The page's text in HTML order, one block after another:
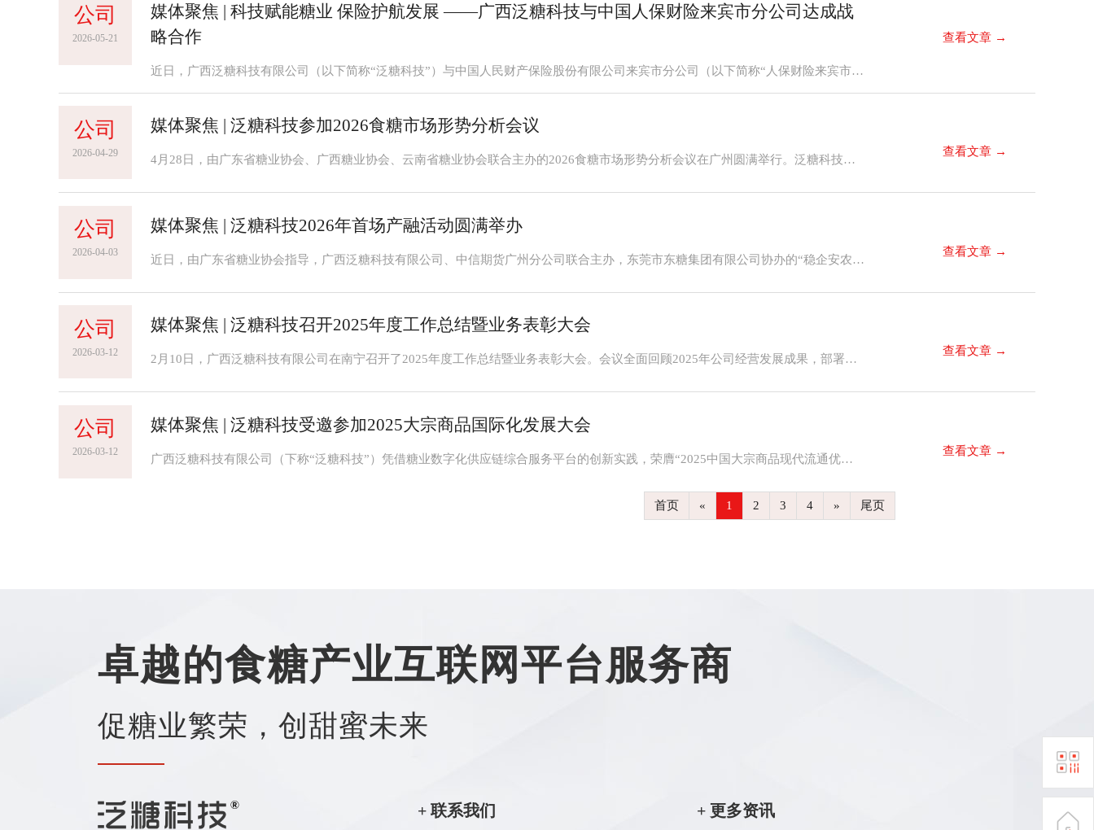
查看文章 →
公司
2026-05-21
媒体聚焦 | 科技赋能糖业 保险护航发展 ——广西泛糖科技与中国人保财险来宾市分公司达成战
略合作
近日，广西泛糖科技有限公司（以下简称“泛糖科技”）与中国人民财产保险股份有限公司来宾市分公司（以下简称“人保财险来宾市分公司”）正式签署合作协议，标志着双方“数字科技+金融保险”深度融合的战略伙伴关系正式启航。
查看文章 →
公司
2026-04-29
媒体聚焦 | 泛糖科技参加2026食糖市场形势分析会议
4月28日，由广东省糖业协会、广西糖业协会、云南省糖业协会联合主办的2026食糖市场形势分析会议在广州圆满举行。泛糖科技作为国内食糖产业核心平台参会，深入了解行业最新动态，全面展示了其“平台+服务+数据+AI”食糖产业互联网平台生态系统建设成效。
查看文章 →
公司
2026-04-03
媒体聚焦 | 泛糖科技2026年首场产融活动圆满举办
近日，由广东省糖业协会指导，广西泛糖科技有限公司、中信期货广州分公司联合主办，东莞市东糖集团有限公司协办的“稳企安农护航实体”2026年期货助力白糖产业风险管理交流会在东莞圆满落幕。全国近百名糖业企业代表、投资机构人士及行业专家齐聚一堂，聚焦食糖市场热点议题，共探产业风险管理新路径，为白糖产业链高质量发展搭建产融对接的专业平台。
查看文章 →
公司
2026-03-12
媒体聚焦 | 泛糖科技召开2025年度工作总结暨业务表彰大会
2月10日，广西泛糖科技有限公司在南宁召开了2025年度工作总结暨业务表彰大会。会议全面回顾2025年公司经营发展成果，部署新一年目标任务，表彰先进，凝聚共识，鼓舞全员以更加昂扬的姿态迎接新的一年。
查看文章 →
公司
2026-03-12
媒体聚焦 | 泛糖科技受邀参加2025大宗商品国际化发展大会
广西泛糖科技有限公司（下称“泛糖科技”）凭借糖业数字化供应链综合服务平台的创新实践，荣膺“2025中国大宗商品现代流通优秀案例”，成为大宗农产品数字化转型典范，同时携食糖贸易救济与产业安全预警业务受邀参会，以“创新引领+安全托底”的协同态势，在全国大宗商品舞台上彰显广西糖业实力。
首页 « 1 2 3 4 » 尾页
卓越的食糖产业互联网平台服务商
促糖业繁荣，创甜蜜未来
+ 联系我们 + 更多资讯